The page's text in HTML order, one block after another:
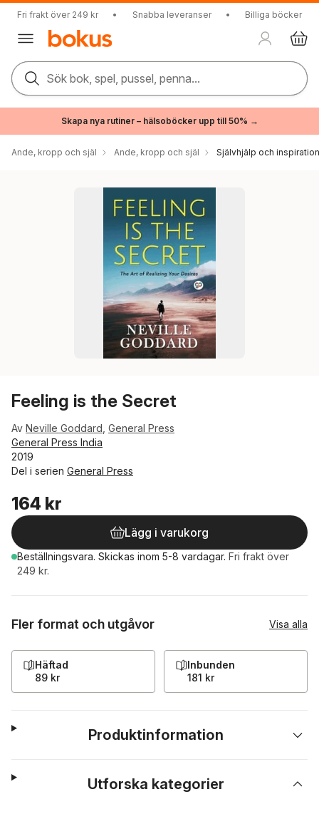
Fri frakt över 249 kr • Snabba leveranser • Billiga böcker
Sök bok, spel, pussel, penna...
Skapa nya rutiner – hälsoböcker upp till 50% →
Ande, kropp och själ Ande, kropp och själ Självhjälp och inspiration
Feeling is the Secret
Av Neville Goddard General Press
General Press India
2019
Del i serien General Press
164 kr
Lägg i varukorg
Beställningsvara. Skickas inom 5-8 vardagar. Fri frakt över
249 kr.
Fler format och utgåvor Visa alla
Häftad
89 kr
Inbunden
181 kr
Produktinformation
Utforska kategorier